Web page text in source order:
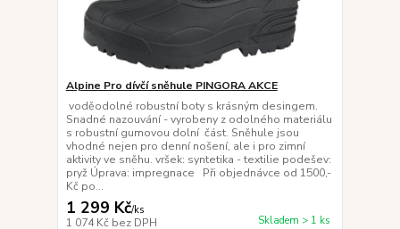
Alpine Pro dívčí sněhule PINGORA AKCE
voděodolné robustní boty s krásným desingem.
Snadné nazouvání - vyrobeny z odolného materiálu
s robustní gumovou dolní část. Sněhule jsou
vhodné nejen pro denní nošení, ale i pro zimní
aktivity ve sněhu. vršek: syntetika - textilie podešev:
pryž Úprava: impregnace Při objednávce od 1500,-
Kč po...
1 299 Kč/ks
1 074 Kč bez DPH Skladem > 1 ks